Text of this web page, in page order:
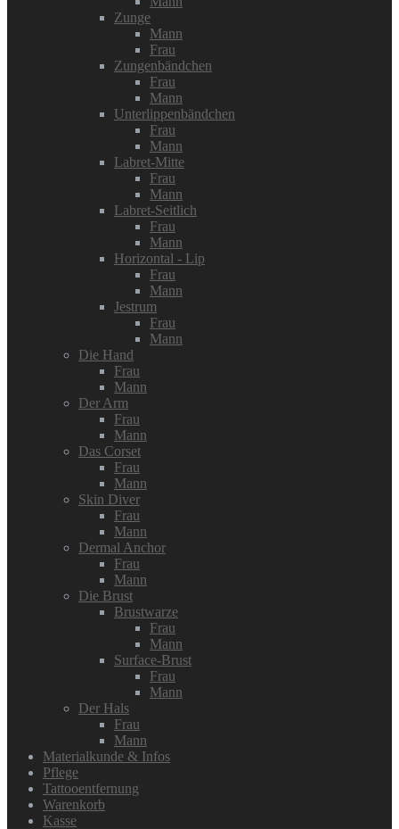
Zunge
Mann
Frau
Zungenbändchen
Frau
Mann
Unterlippenbändchen
Frau
Mann
Labret-Mitte
Frau
Mann
Labret-Seitlich
Frau
Mann
Horizontal - Lip
Frau
Mann
Jestrum
Frau
Mann
Die Hand
Frau
Mann
Der Arm
Frau
Mann
Das Corset
Frau
Mann
Skin Diver
Frau
Mann
Dermal Anchor
Frau
Mann
Die Brust
Brustwarze
Frau
Mann
Surface-Brust
Frau
Mann
Der Hals
Frau
Mann
Materialkunde & Infos
Pflege
Tattooentfernung
Warenkorb
Kasse